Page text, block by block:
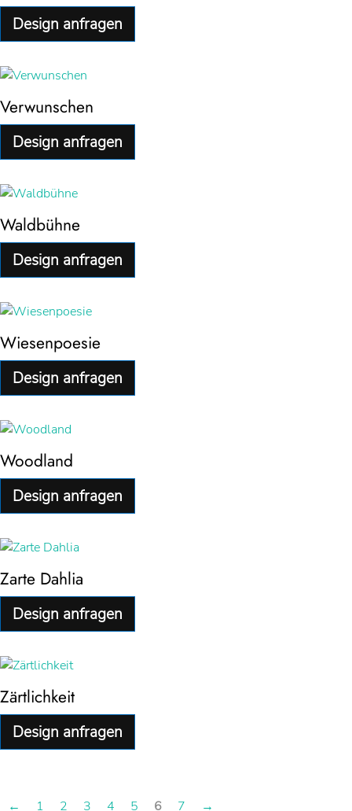
Design anfragen
Verwunschen
Design anfragen
Waldbühne
Design anfragen
Wiesenpoesie
Design anfragen
Woodland
Design anfragen
Zarte Dahlia
Design anfragen
Zärtlichkeit
Design anfragen
← 1 2 3 4 5 6 7 →